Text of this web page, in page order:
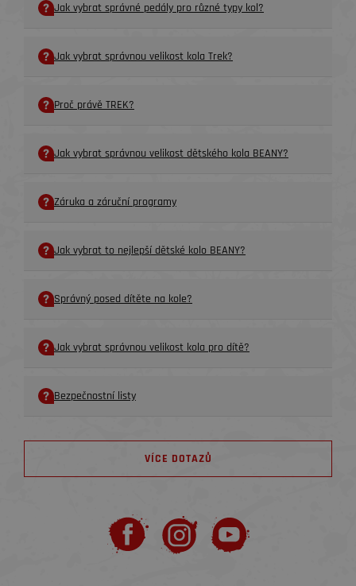
Jak vybrat správné pedály pro různé typy kol?
Jak vybrat správnou velikost kola Trek?
Proč právě TREK?
Jak vybrat správnou velikost dětského kola BEANY?
Záruka a záruční programy
Jak vybrat to nejlepší dětské kolo BEANY?
Správný posed dítěte na kole?
Jak vybrat správnou velikost kola pro dítě?
Bezpečnostní listy
VÍCE DOTAZŮ